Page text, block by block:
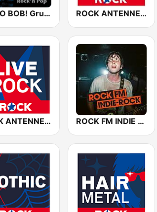
RADIO BOB! Grunge ROCK ANTENNE Punkrock
ROCK ANTENNE Live Rock ROCK FM INDIE ROCK